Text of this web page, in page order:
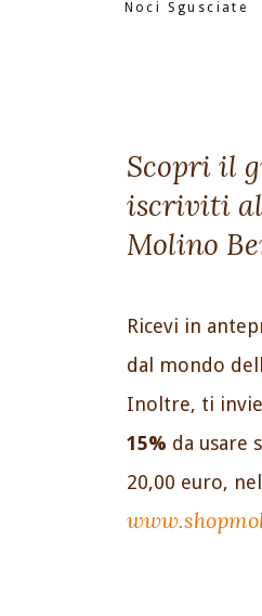
Noci Sgusciate
Scopri il
iscriviti
Molino
Ricevi in
dal mondo
Inoltre, ti
15% da usare
20,00 euro,